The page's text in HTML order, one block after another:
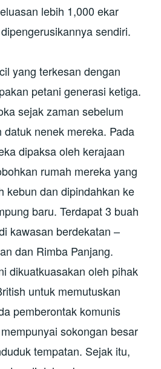
lebih 1,000 ekar
sendiri.
yang terkesan dengan
petani generasi ketiga.
sejak zaman sebelum
datuk nenek mereka. Pada
dipaksa oleh kerajaan
rumah mereka yang
kebun dan dipindahkan ke
baru. Terdapat 3 buah
kawasan berdekatan –
dan Rimba Panjang.
dikuatkuasakan oleh pihak
untuk memutuskan
pemberontak komunis
sokongan besar
tempatan. Sejak itu,